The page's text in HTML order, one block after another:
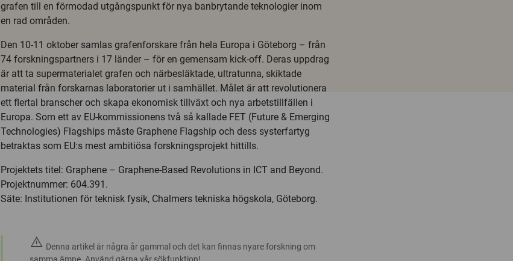
grafen till en förmodad utgångspunkt för nya banbrytande teknologier inom
en rad områden.
Den 10-11 oktober samlas grafenforskare från hela Europa i Göteborg – från
74 forskningspartners i 17 länder – för en gemensam kick-off. Deras uppdrag
är att ta supermaterialet grafen och närbesläktade, ultratunna, skiktade
material från forskarnas laboratorier ut i samhället. Målet är att revolutionera
ett flertal branscher och skapa ekonomisk tillväxt och nya arbetstillfällen i
Europa. Som ett av EU-kommissionens två så kallade FET (Future & Emerging
Technologies) Flagships måste Graphene Flagship och dess systerfartyg
betraktas som EU:s mest ambitiösa forskningsprojekt hittills.
Projektets titel: Graphene – Graphene-Based Revolutions in ICT and Beyond.
Projektnummer: 604.391.
Säte: Institutionen för teknisk fysik, Chalmers tekniska högskola, Göteborg.
warning Denna artikel är några år gammal och det kan finnas nyare forskning om